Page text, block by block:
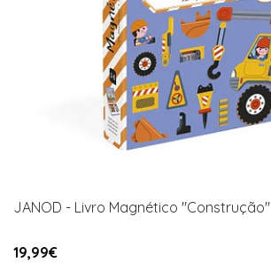
JANOD - Livro Magnético "Construção"
19,99€